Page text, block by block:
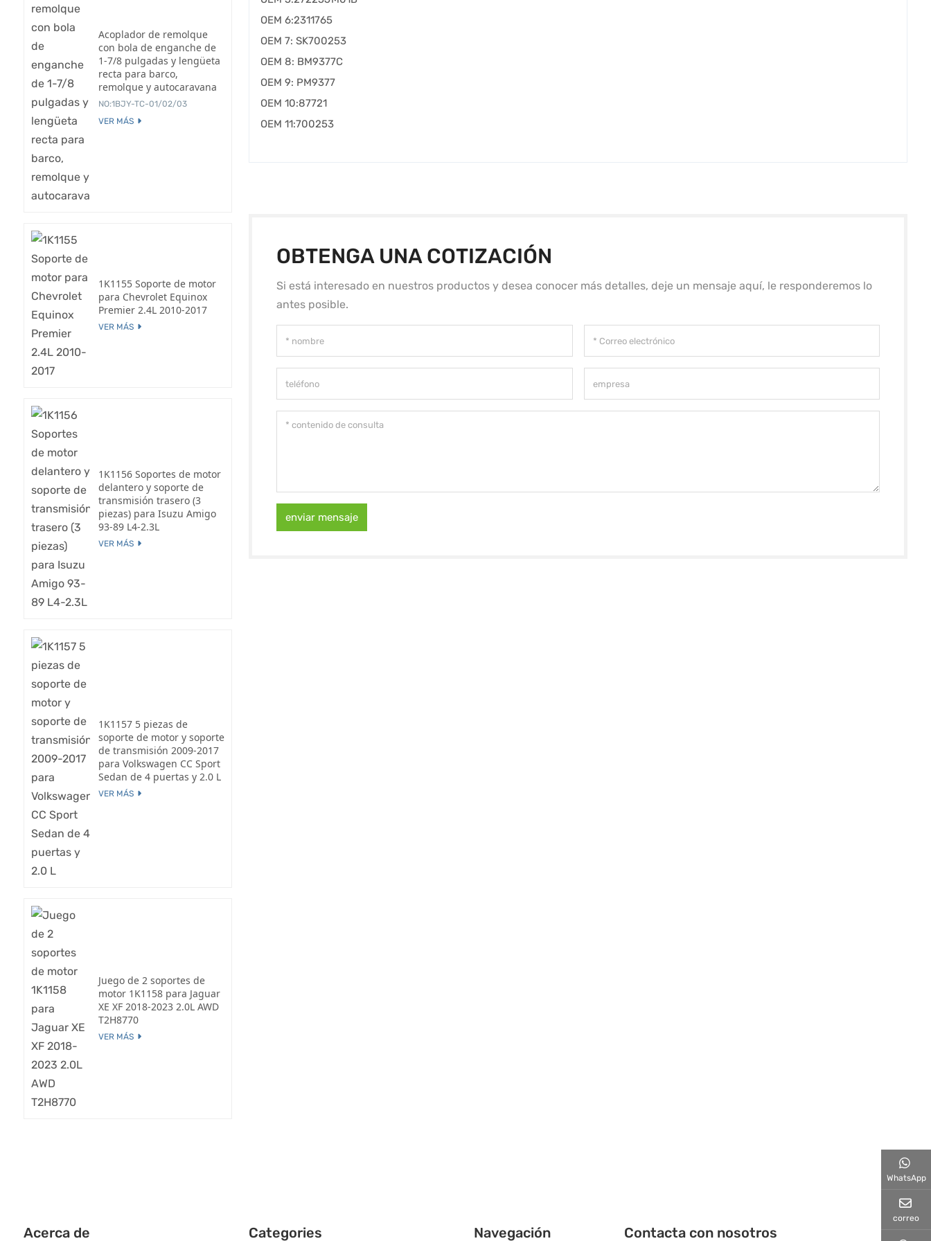
OEM 6:2311765
OEM 7: SK700253
OEM 8: BM9377C
OEM 9: PM9377
OEM 10:87721
OEM 11:700253
OBTENGA UNA COTIZACIÓN
Si está interesado en nuestros productos y desea conocer más detalles, deje un mensaje aquí, le responderemos lo
antes posible.
enviar mensaje
Acoplador de remolque
con bola de enganche de
1-7/8 pulgadas y lengüeta
recta para barco,
remolque y autocaravana
NO:1BJY-TC-01/02/03
VER MÁS
1K1155 Soporte de motor
para Chevrolet Equinox
Premier 2.4L 2010-2017
VER MÁS
1K1156 Soportes de motor
delantero y soporte de
transmisión trasero (3
piezas) para Isuzu Amigo
93-89 L4-2.3L
VER MÁS
1K1157 5 piezas de
soporte de motor y soporte
de transmisión 2009-2017
para Volkswagen CC Sport
Sedan de 4 puertas y 2.0 L
VER MÁS
Juego de 2 soportes de
motor 1K1158 para Jaguar
XE XF 2018-2023 2.0L AWD
T2H8770
VER MÁS
Acerca de Categories Navegación Contacta con nosotros
WhatsApp
correo